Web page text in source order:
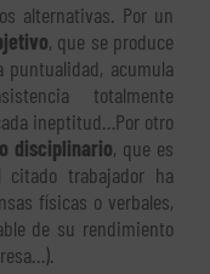
alternativas. Por un
, que se produce
puntualidad, acumula
totalmente
ineptitud…Por otro
disciplinario, que es
trabajador ha
físicas o verbales,
de su rendimiento